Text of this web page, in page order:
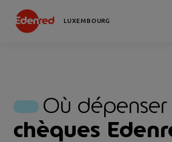
LUXEMBOURG
Où dépenser
chèques